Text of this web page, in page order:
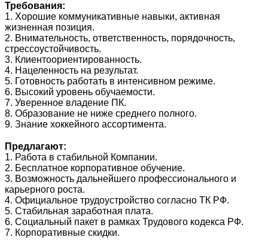
Требования:
1. Хорошие коммуникативные навыки, активная
жизненная позиция.
2. Внимательность, ответственность, порядочность,
стрессоустойчивость.
3. Клиентоориентированность.
4. Нацеленность на результат.
5. Готовность работать в интенсивном режиме.
6. Высокий уровень обучаемости.
7. Уверенное владение ПК.
8. Образование не ниже среднего полного.
9. Знание хоккейного ассортимента.
Предлагают:
1. Работа в стабильной Компании.
2. Бесплатное корпоративное обучение.
3. Возможность дальнейшего профессионального и
карьерного роста.
4. Официальное трудоустройство согласно ТК РФ.
5. Стабильная заработная плата.
6. Социальный пакет в рамках Трудового кодекса РФ.
7. Корпоративные скидки.